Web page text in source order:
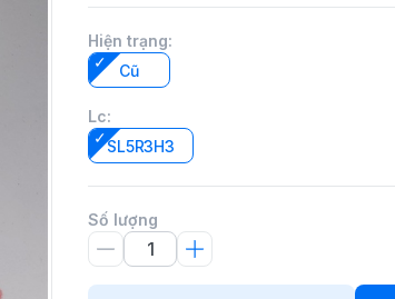
Hiện trạng:
Cũ
Lc:
SL5R3H3
Số lượng